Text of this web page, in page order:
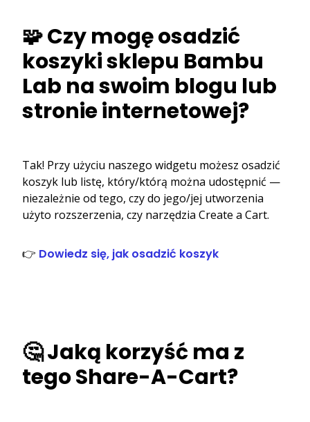
🧩 Czy mogę osadzić
koszyki sklepu Bambu
Lab na swoim blogu lub
stronie internetowej?
Tak! Przy użyciu naszego widgetu możesz osadzić
koszyk lub listę, który/którą można udostępnić —
niezależnie od tego, czy do jego/jej utworzenia
użyto rozszerzenia, czy narzędzia Create a Cart.
👉 Dowiedz się, jak osadzić koszyk
🤔 Jaką korzyść ma z
tego Share-A-Cart?